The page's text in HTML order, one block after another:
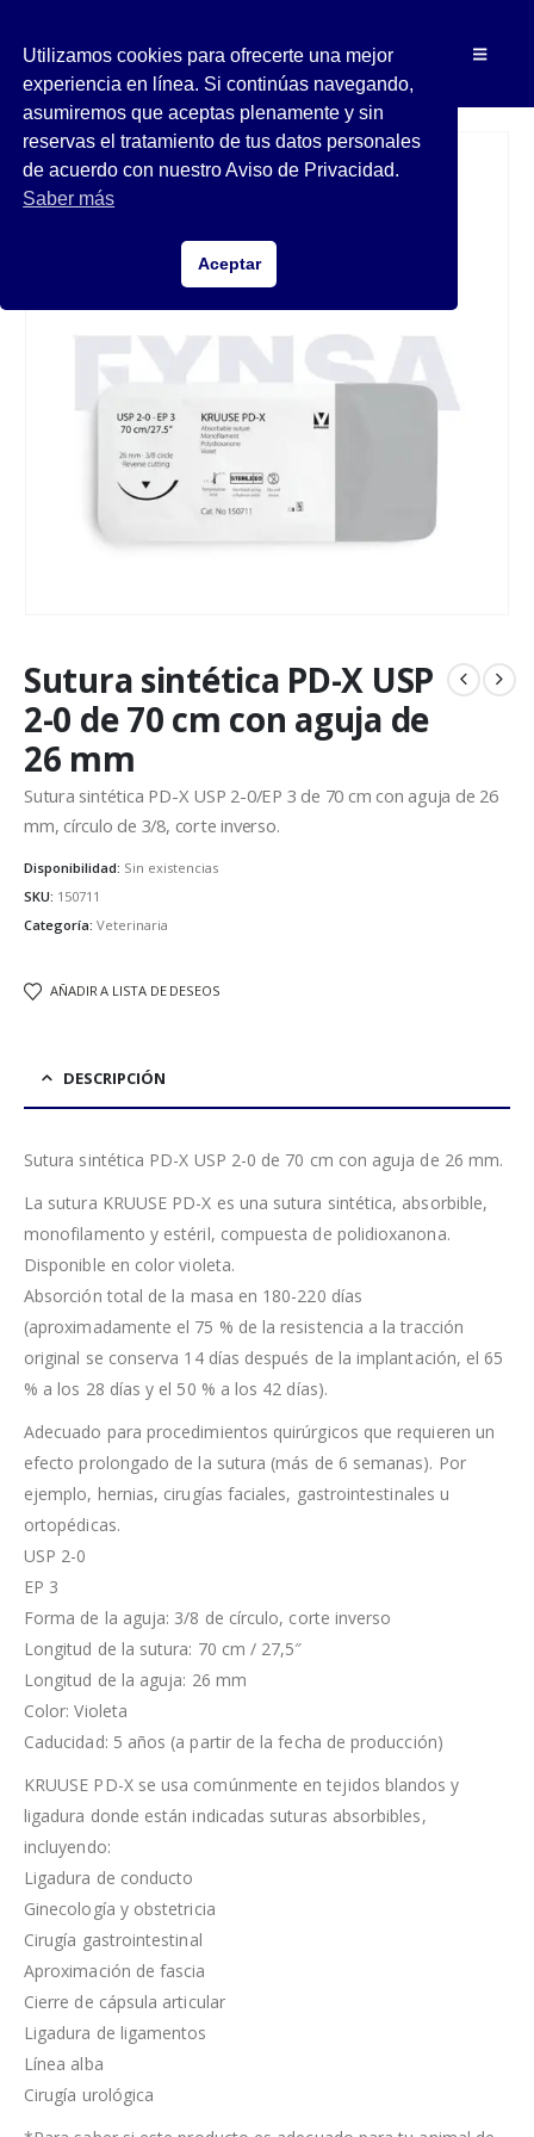
Sutura sintética PD-X USP
2-0 de 70 cm con aguja de
26 mm
Sutura sintética PD-X USP 2-0/EP 3 de 70 cm con aguja de 26
mm, círculo de 3/8, corte inverso.
Disponibilidad: Sin existencias
SKU: 150711
Categoría: Veterinaria
AÑADIR A LISTA DE DESEOS
DESCRIPCIÓN
Sutura sintética PD-X USP 2-0 de 70 cm con aguja de 26 mm.
La sutura KRUUSE PD-X es una sutura sintética, absorbible,
monofilamento y estéril, compuesta de polidioxanona.
Disponible en color violeta.
Absorción total de la masa en 180-220 días
(aproximadamente el 75 % de la resistencia a la tracción
original se conserva 14 días después de la implantación, el 65
% a los 28 días y el 50 % a los 42 días).
Adecuado para procedimientos quirúrgicos que requieren un
efecto prolongado de la sutura (más de 6 semanas). Por
ejemplo, hernias, cirugías faciales, gastrointestinales u
ortopédicas.
USP 2-0
EP 3
Forma de la aguja: 3/8 de círculo, corte inverso
Longitud de la sutura: 70 cm / 27,5″
Longitud de la aguja: 26 mm
Color: Violeta
Caducidad: 5 años (a partir de la fecha de producción)
KRUUSE PD-X se usa comúnmente en tejidos blandos y
ligadura donde están indicadas suturas absorbibles,
incluyendo:
Ligadura de conducto
Ginecología y obstetricia
Cirugía gastrointestinal
Aproximación de fascia
Cierre de cápsula articular
Ligadura de ligamentos
Línea alba
Cirugía urológica
Utilizamos cookies para ofrecerte una mejor
experiencia en línea. Si continúas navegando,
asumiremos que aceptas plenamente y sin
reservas el tratamiento de tus datos personales
de acuerdo con nuestro Aviso de Privacidad.
Saber más
Aceptar